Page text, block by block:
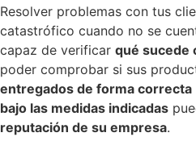
Resolver problemas con tus
catastrófico cuando no se
capaz de verificar qué sucede
poder comprobar si sus
entregados de forma correcta
bajo las medidas indicadas
reputación de su empresa.